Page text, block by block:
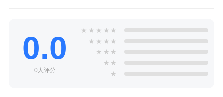
0.0
0人评分
★ ★ ★ ★ ★
★ ★ ★ ★
★ ★ ★
★ ★
★